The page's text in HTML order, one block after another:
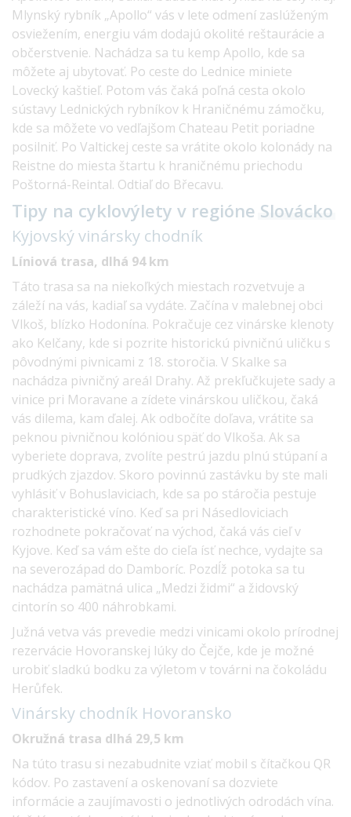
Mlynský rybník „Apollo“ vás v lete odmení zaslúženým
osviežením, energiu vám dodajú okolité reštaurácie a
občerstvenie. Nachádza sa tu kemp Apollo, kde sa
môžete aj ubytovať. Po ceste do Lednice miniete
Lovecký kaštieľ. Potom vás čaká poľná cesta okolo
sústavy Lednických rybníkov k Hraničnému zámočku,
kde sa môžete vo vedľajšom Chateau Petit poriadne
posilniť. Po Valtickej ceste sa vrátite okolo kolonády na
Reistne do miesta štartu k hraničnému priechodu
Poštorná-Reintal. Odtiaľ do Břecavu.
Tipy na cyklovýlety v regióne Slovácko
Kyjovský vinársky chodník
Líniová trasa, dlhá 94 km
Táto trasa sa na niekoľkých miestach rozvetvuje a
záleží na vás, kadiaľ sa vydáte. Začína v malebnej obci
Vlkoš, blízko Hodonína. Pokračuje cez vinárske klenoty
ako Kelčany, kde si pozrite historickú pivničnú uličku s
pôvodnými pivnicami z 18. storočia. V Skalke sa
nachádza pivničný areál Drahy. Až prekľučkujete sady a
vinice pri Moravane a zídete vinárskou uličkou, čaká
vás dilema, kam ďalej. Ak odbočíte doľava, vrátite sa
peknou pivničnou kolóniou späť do Vlkoša. Ak sa
vyberiete doprava, zvolíte pestrú jazdu plnú stúpaní a
prudkých zjazdov. Skoro povinnú zastávku by ste mali
vyhlásiť v Bohuslaviciach, kde sa po stáročia pestuje
charakteristické víno. Keď sa pri Násedloviciach
rozhodnete pokračovať na východ, čaká vás cieľ v
Kyjove. Keď sa vám ešte do cieľa ísť nechce, vydajte sa
na severozápad do Damboríc. Pozdĺž potoka sa tu
nachádza pamätná ulica „Medzi židmi“ a židovský
cintorín so 400 náhrobkami.
Južná vetva vás prevedie medzi vinicami okolo prírodnej
rezervácie Hovoranskej lúky do Čejče, kde je možné
urobiť sladkú bodku za výletom v továrni na čokoládu
Herůfek.
Vinársky chodník Hovoransko
Okružná trasa dlhá 29,5 km
Na túto trasu si nezabudnite vziať mobil s čítačkou QR
kódov. Po zastavení a oskenovaní sa dozviete
informácie a zaujímavosti o jednotlivých odrodách vína.